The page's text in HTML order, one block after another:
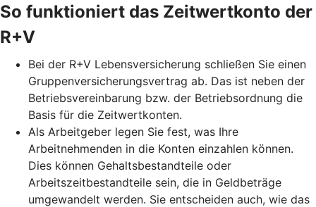
So funktioniert das Zeitwertkonto der
R+V
Bei der R+V Lebensversicherung schließen Sie einen
Gruppenversicherungsvertrag ab. Das ist neben der
Betriebsvereinbarung bzw. der Betriebsordnung die
Basis für die Zeitwertkonten.
Als Arbeitgeber legen Sie fest, was Ihre
Arbeitnehmenden in die Konten einzahlen können.
Dies können Gehaltsbestandteile oder
Arbeitszeitbestandteile sein, die in Geldbeträge
umgewandelt werden. Sie entscheiden auch, wie das